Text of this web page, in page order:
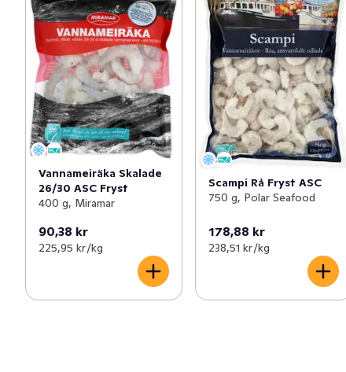
Vannameiräka Skalade
26/30 ASC Fryst
400 g, Miramar
90,38 kr
225,95 kr /kg
Scampi Rå Fryst ASC
750 g, Polar Seafood
178,88 kr
238,51 kr /kg